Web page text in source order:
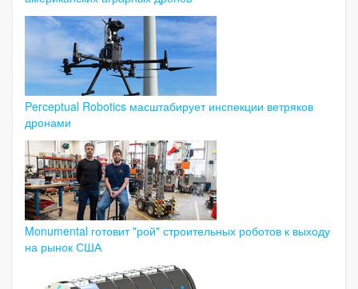
Perceptual Robotics масштабирует инспекции ветряков
дронами
Monumental готовит "рой" строительных роботов к выходу
на рынок США